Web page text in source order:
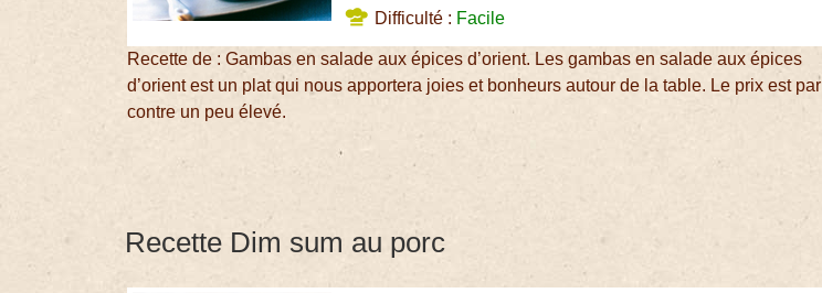
Difficulté : Facile
Recette de : Gambas en salade aux épices d’orient. Les gambas en salade aux épices
d’orient est un plat qui nous apportera joies et bonheurs autour de la table. Le prix est par
contre un peu élevé.
Recette Dim sum au porc